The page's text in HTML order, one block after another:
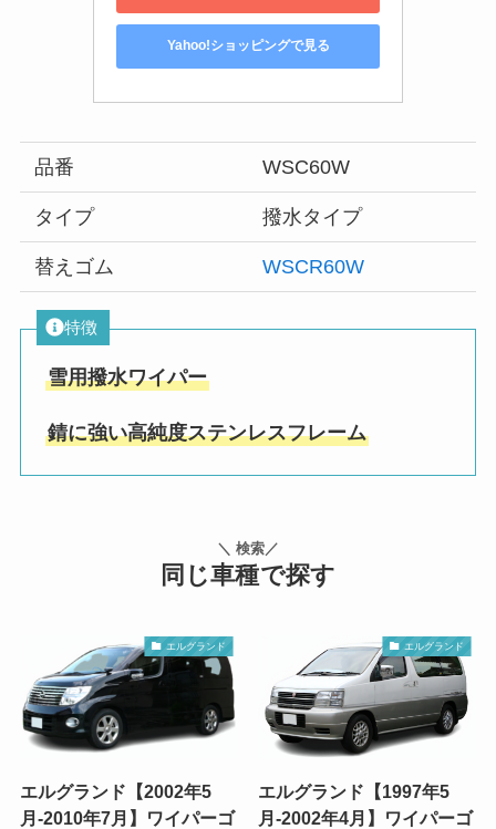
Yahoo!ショッピングで見る
品番 WSC60W
タイプ 撥水タイプ
替えゴム WSCR60W
特徴
雪用撥水ワイパー
錆に強い高純度ステンレスフレーム
＼ 検索／
同じ車種で探す
エルグランド
エルグランド【2002年5
月-2010年7月】ワイパーゴ
エルグランド
エルグランド【1997年5
月-2002年4月】ワイパーゴ